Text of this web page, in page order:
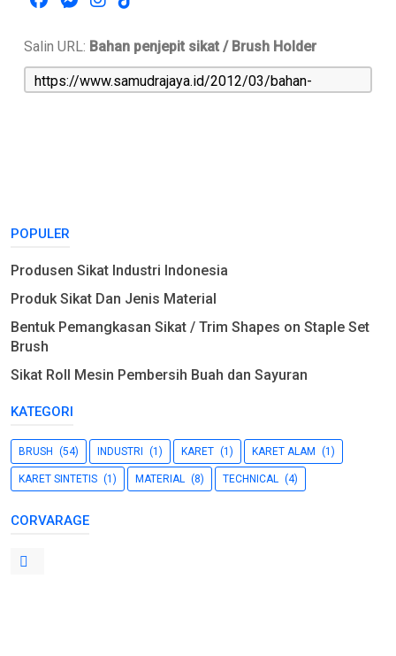
Salin URL: Bahan penjepit sikat / Brush Holder
POPULER
Produsen Sikat Industri Indonesia
Produk Sikat Dan Jenis Material
Bentuk Pemangkasan Sikat / Trim Shapes on Staple Set
Brush
Sikat Roll Mesin Pembersih Buah dan Sayuran
KATEGORI
BRUSH (54) INDUSTRI (1) KARET (1) KARET ALAM (1)
KARET SINTETIS (1) MATERIAL (8) TECHNICAL (4)
CORVARAGE